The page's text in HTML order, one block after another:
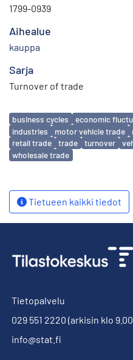
1799-0939
Aihealue
kauppa
Sarja
Turnover of trade
Avainsanat
business cycles economic
industries
motor vehicle trade
retail trade
trade turnover
wholesale trade
Tietueen kaikki tiedot
Tietopalvelu
029 551 2220 (arkisin klo
info@stat.fi